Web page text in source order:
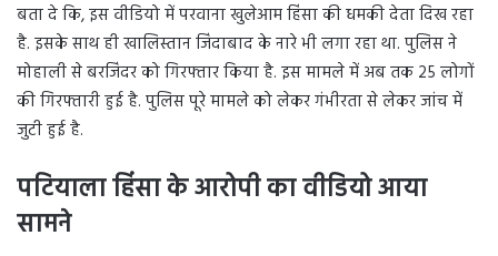
बता दे कि, इस वीडियो में परवाना खुलेआम हिंसा की धमकी देता दिख रहा
है. इसके साथ ही खालिस्तान जिंदाबाद के नारे भी लगा रहा था. पुलिस ने
मोहाली से बरजिंदर को गिरफ्तार किया है. इस मामले में अब तक 25 लोगों
की गिरफ्तारी हुई है. पुलिस पूरे मामले को लेकर गंभीरता से लेकर जांच में
जुटी हुई है.
पटियाला हिंसा के आरोपी का वीडियो आया
सामने